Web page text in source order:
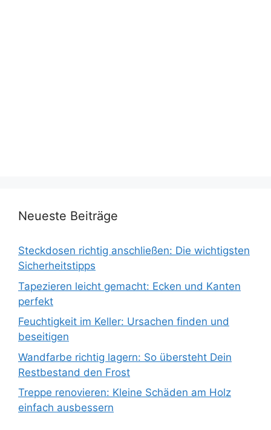
Neueste Beiträge
Steckdosen richtig anschließen: Die wichtigsten
Sicherheitstipps
Tapezieren leicht gemacht: Ecken und Kanten
perfekt
Feuchtigkeit im Keller: Ursachen finden und
beseitigen
Wandfarbe richtig lagern: So übersteht Dein
Restbestand den Frost
Treppe renovieren: Kleine Schäden am Holz
einfach ausbessern